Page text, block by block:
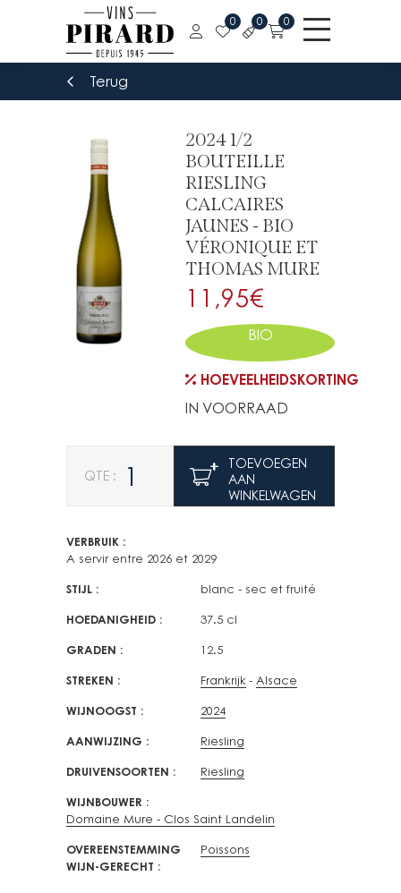
0 0 0
Terug
2024 1/2
BOUTEILLE
RIESLING
CALCAIRES
JAUNES - BIO
VÉRONIQUE ET
THOMAS MURE
11,95€
BIO
HOEVEELHEIDSKORTING
IN VOORRAAD
TOEVOEGEN
AAN
WINKELWAGEN
VERBRUIK
A servir entre 2026 et 2029
STIJL blanc - sec et fruité
HOEDANIGHEID 37.5 cl
GRADEN 12.5
STREKEN Frankrijk Alsace
WIJNOOGST 2024
AANWIJZING Riesling
DRUIVENSOORTEN Riesling
WIJNBOUWER
Domaine Mure - Clos Saint Landelin
OVEREENSTEMMING
WIJN-GERECHT
Poissons